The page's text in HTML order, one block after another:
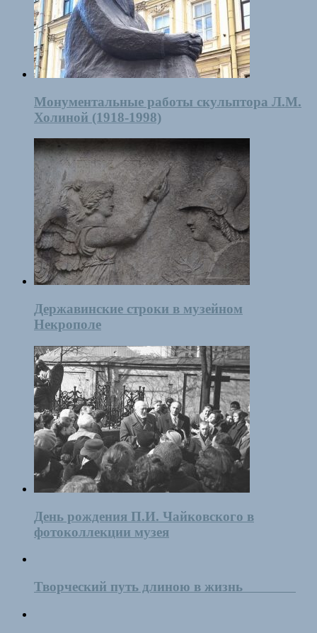
Монументальные работы скульптора Л.М.
Холиной (1918-1998)
Державинские строки в музейном
Некрополе
День рождения П.И. Чайковского в
фотоколлекции музея
Творческий путь длиною в жизнь